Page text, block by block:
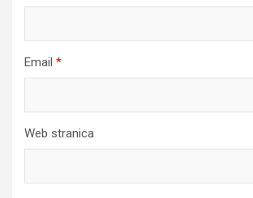
Email *
Web stranica